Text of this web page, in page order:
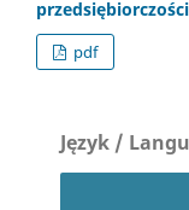
przedsiębiorczości
pdf
Język /